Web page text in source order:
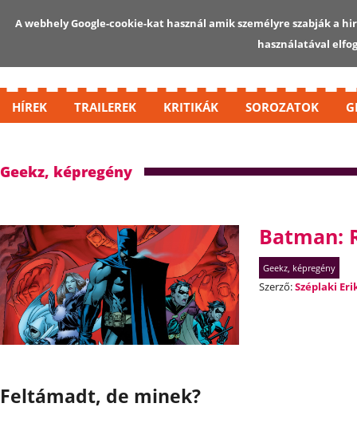
HÍREK TRAILEREK KRITIKÁK SOROZATOK
Geekz, képregény
Batman:
Geekz, képregény
Szerző:Széplaki
Feltámadt, de minek?
A webhely Google-cookie-kat használ amik személyre szabják a
használatával